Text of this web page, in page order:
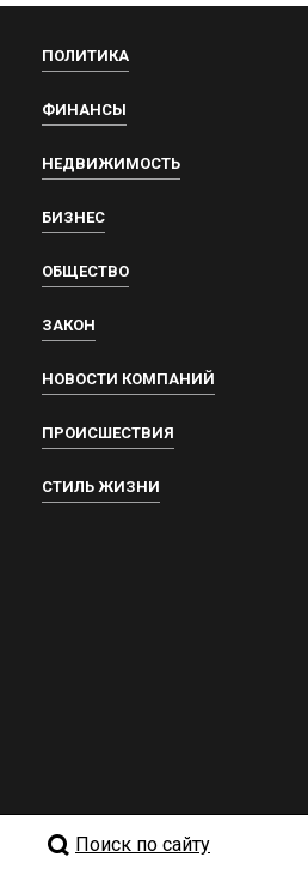
ПОЛИТИКА
ФИНАНСЫ
НЕДВИЖИМОСТЬ
БИЗНЕС
ОБЩЕСТВО
ЗАКОН
НОВОСТИ КОМПАНИЙ
ПРОИСШЕСТВИЯ
СТИЛЬ ЖИЗНИ
Поиск по сайту